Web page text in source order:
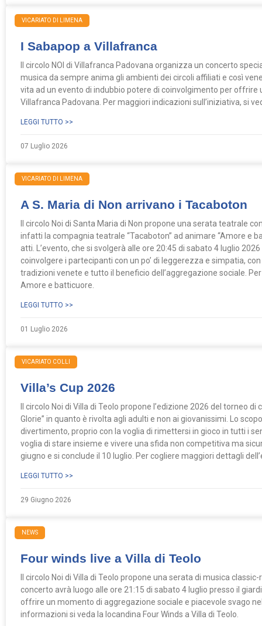
VICARIATO DI LIMENA
I Sabapop a Villafranca
Il circolo NOI di Villafranca Padovana organizza un concerto
musica da sempre anima gli ambienti dei circoli affiliati e così
vita ad un evento di indubbio potere di coinvolgimento per offrire
Villafranca Padovana. Per maggiori indicazioni sull’iniziativa, si
LEGGI TUTTO >>
07 Luglio 2026
VICARIATO DI LIMENA
A S. Maria di Non arrivano i Tacaboton
Il circolo Noi di Santa Maria di Non propone una serata teatrale
infatti la compagnia teatrale “Tacaboton” ad animare “Amore e
atti. L’evento, che si svolgerà alle ore 20:45 di sabato 4 luglio
coinvolgere i partecipanti con un po’ di leggerezza e simpatia,
tradizioni venete e tutto il beneficio dell’aggregazione sociale.
Amore e batticuore.
LEGGI TUTTO >>
01 Luglio 2026
VICARIATO COLLI
Villa’s Cup 2026
Il circolo Noi di Villa di Teolo propone l’edizione 2026 del torneo
Glorie” in quanto è rivolta agli adulti e non ai giovanissimi. Lo
divertimento, proprio con la voglia di rimettersi in gioco in tutti i
voglia di stare insieme e vivere una sfida non competitiva ma
giugno e si conclude il 10 luglio. Per cogliere maggiori dettagli
LEGGI TUTTO >>
29 Giugno 2026
NEWS
Four winds live a Villa di Teolo
Il circolo Noi di Villa di Teolo propone una serata di musica
concerto avrà luogo alle ore 21:15 di sabato 4 luglio presso il
offrire un momento di aggregazione sociale e piacevole svago
informazioni si veda la locandina Four Winds a Villa di Teolo.